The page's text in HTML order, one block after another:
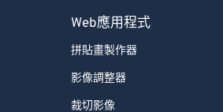
Web應用程式
拼貼畫製作器
影像調整器
裁切影像